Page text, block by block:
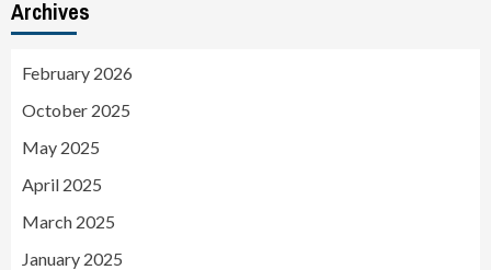
Archives
February 2026
October 2025
May 2025
April 2025
March 2025
January 2025